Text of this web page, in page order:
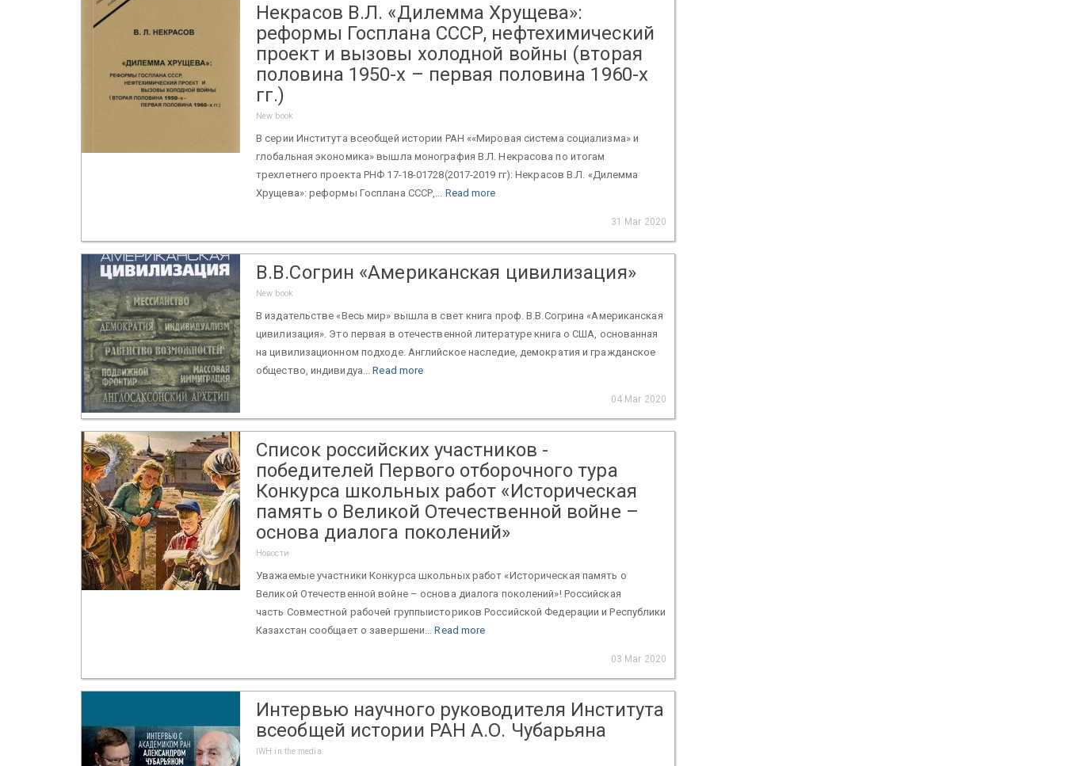
Некрасов В.Л. «Дилемма Хрущева»:
реформы Госплана СССР, нефтехимический
проект и вызовы холодной войны (вторая
половина 1950-х – первая половина 1960-х
гг.)
New book
В серии Института всеобщей истории РАН ««Мировая система социализма» и
глобальная экономика» вышла монография В.Л. Некрасова по итогам
трехлетнего проекта РНФ 17-18-01728(2017-2019 гг): Некрасов В.Л. «Дилемма
Хрущева»: реформы Госплана СССР,... Read more
31 Mar 2020
В.В.Согрин «Американская цивилизация»
New book
В издательстве «Весь мир» вышла в свет книга проф. В.В.Согрина «Американская
цивилизация». Это первая в отечественной литературе книга о США, основанная
на цивилизационном подходе. Английское наследие, демократия и гражданское
общество, индивидуа...Read more
04 Mar 2020
Список российских участников -
победителей Первого отборочного тура
Конкурса школьных работ «Историческая
память о Великой Отечественной войне –
основа диалога поколений»
Новости
Уважаемые участники Конкурса школьных работ «Историческая память о
Великой Отечественной войне – основа диалога поколений»! Российская
часть Совместной рабочей группыисториков Российской Федерации и Республики
Казахстан сообщает о завершени...Read more
03 Mar 2020
Интервью научного руководителя Института
всеобщей истории РАН А.О. Чубарьяна
IWH in the media